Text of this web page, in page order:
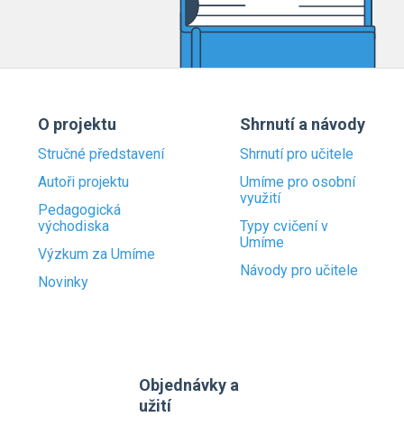
O projektu
Stručné představení
Autoři projektu
Pedagogická
východiska
Výzkum za Umíme
Novinky
Shrnutí a návody
Shrnutí pro učitele
Umíme pro osobní
využití
Typy cvičení v
Umíme
Návody pro učitele
Objednávky a
užití